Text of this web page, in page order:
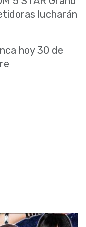
lucharán
hoy 30 de